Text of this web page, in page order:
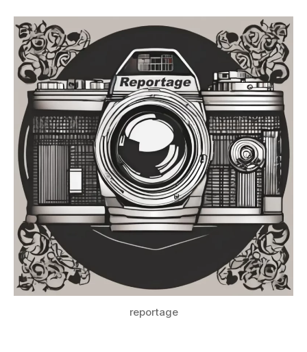
reportage